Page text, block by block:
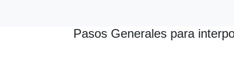
Pasos Generales para